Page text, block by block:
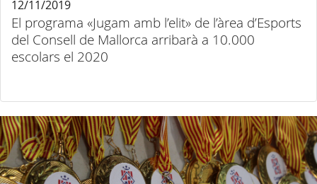
El programa «Jugam amb l’elit» de l’àrea d’Esports
del Consell de Mallorca arribarà a 10.000
escolars el 2020
12/11/2019